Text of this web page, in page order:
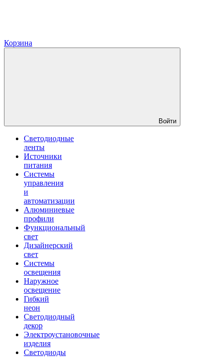
Корзина
Войти
Светодиодные
ленты
Источники
питания
Системы
управления
и
автоматизации
Алюминиевые
профили
Функциональный
свет
Дизайнерский
свет
Системы
освещения
Наружное
освещение
Гибкий
неон
Светодиодный
декор
Электроустановочные
изделия
Светодиоды